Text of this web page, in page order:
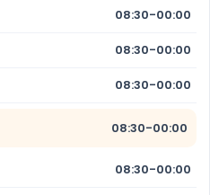
08:30-00:00
08:30-00:00
08:30-00:00
08:30-00:00
08:30-00:00